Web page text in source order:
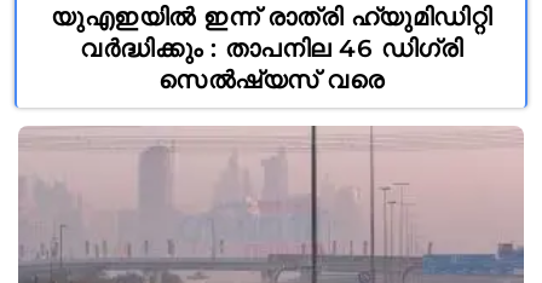
യുഎഇയിൽ ഇന്ന് രാത്രി ഹ്യുമിഡിറ്റി
വർദ്ധിക്കും : താപനില 46 ഡിഗ്രി
സെൽഷ്യസ് വരെ